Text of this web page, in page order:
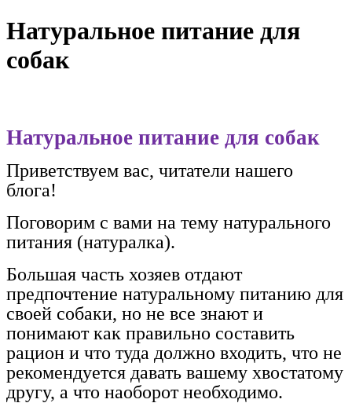
Натуральное питание для
собак
Натуральное питание для собак
Приветствуем вас, читатели нашего
блога!
Поговорим с вами на тему натурального
питания (натуралка).
Большая часть хозяев отдают
предпочтение натуральному питанию для
своей собаки, но не все знают и
понимают как правильно составить
рацион и что туда должно входить, что не
рекомендуется давать вашему хвостатому
другу, а что наоборот необходимо.